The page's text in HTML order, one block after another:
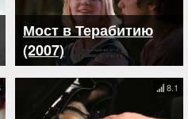
Мост в Терабитию
(2007)
8.1